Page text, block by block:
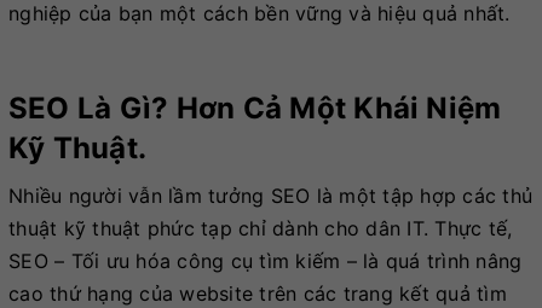
nghiệp của bạn một cách bền vững và hiệu quả nhất.
SEO Là Gì? Hơn Cả Một Khái Niệm
Kỹ Thuật.
Nhiều người vẫn lầm tưởng SEO là một tập hợp các thủ
thuật kỹ thuật phức tạp chỉ dành cho dân IT. Thực tế,
SEO – Tối ưu hóa công cụ tìm kiếm – là quá trình nâng
cao thứ hạng của website trên các trang kết quả tìm